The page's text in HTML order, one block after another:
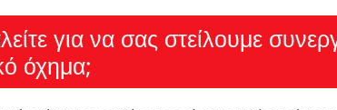
για να σας στείλουμε
όχημα;